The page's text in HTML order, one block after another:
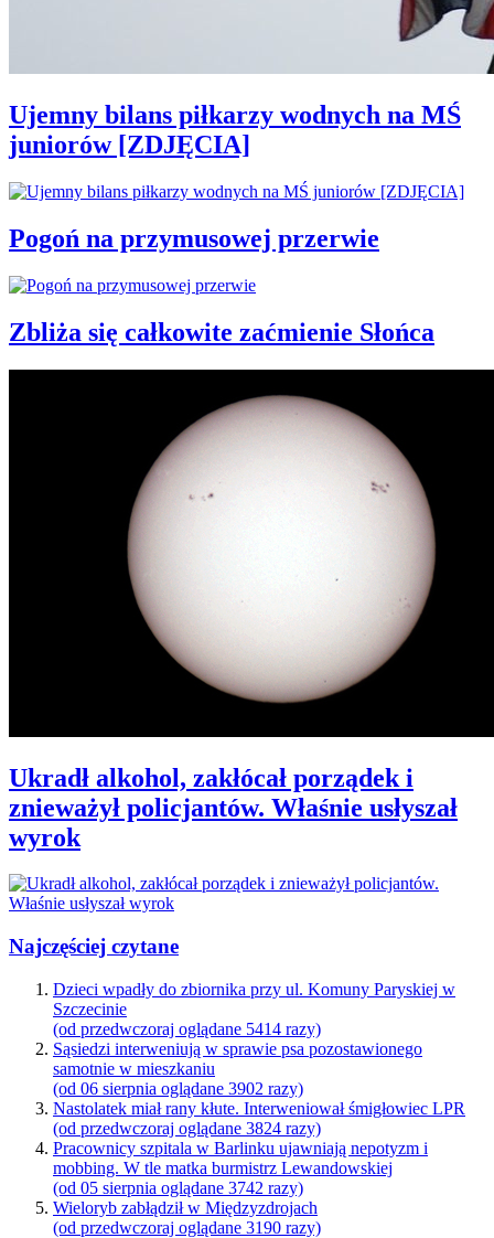
Ujemny bilans piłkarzy wodnych na MŚ
juniorów [ZDJĘCIA]
Pogoń na przymusowej przerwie
Zbliża się całkowite zaćmienie Słońca
Ukradł alkohol, zakłócał porządek i
znieważył policjantów. Właśnie usłyszał
wyrok
Najczęściej czytane
Dzieci wpadły do zbiornika przy ul. Komuny Paryskiej w
Szczecinie
(od przedwczoraj oglądane 5414 razy)
Sąsiedzi interweniują w sprawie psa pozostawionego
samotnie w mieszkaniu
(od 06 sierpnia oglądane 3902 razy)
Nastolatek miał rany kłute. Interweniował śmigłowiec LPR
(od przedwczoraj oglądane 3824 razy)
Pracownicy szpitala w Barlinku ujawniają nepotyzm i
mobbing. W tle matka burmistrz Lewandowskiej
(od 05 sierpnia oglądane 3742 razy)
Wieloryb zabłądził w Międzyzdrojach
(od przedwczoraj oglądane 3190 razy)